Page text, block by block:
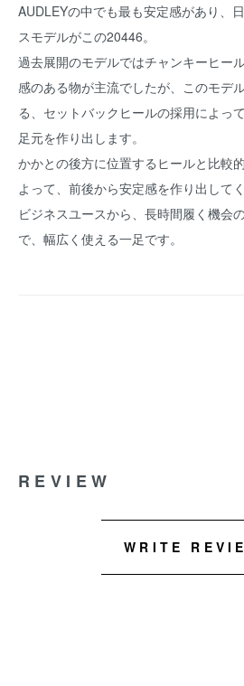
AUDLEYの中でも最も安定感があり、
スモデルがこの20446。
過去展開のモデルではチャンキーヒー
感のある物が主流でしたが、このモデ
る、セットバックヒールの採用によっ
足元を作り出します。
かかとの後方に位置するヒールと比較
よって、前後から安定感を作り出して
ビジネスユースから、長時間履く機会
で、幅広く使える一足です。
REVIEW
WRITE